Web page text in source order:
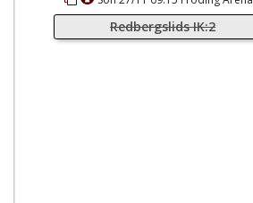
Redbergslids IK:2